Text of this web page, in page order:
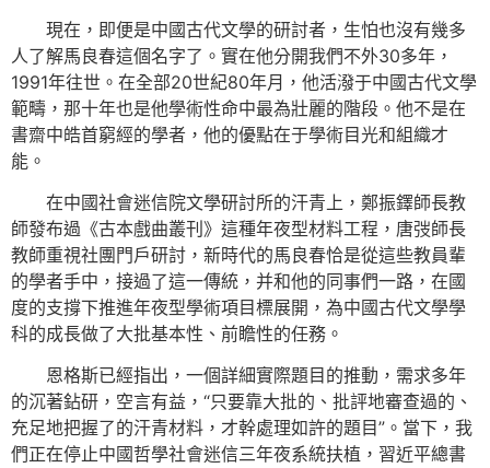
現在，即便是中國古代文學的研討者，生怕也沒有幾多
人了解馬良春這個名字了。實在他分開我們不外30多年，
1991年往世。在全部20世紀80年月，他活潑于中國古代文學
範疇，那十年也是他學術性命中最為壯麗的階段。他不是在
書齋中皓首窮經的學者，他的優點在于學術目光和組織才
能。
在中國社會迷信院文學研討所的汗青上，鄭振鐸師長教
師發布過《古本戲曲叢刊》這種年夜型材料工程，唐弢師長
教師重視社團門戶研討，新時代的馬良春恰是從這些教員輩
的學者手中，接過了這一傳統，并和他的同事們一路，在國
度的支撐下推進年夜型學術項目標展開，為中國古代文學學
科的成長做了大批基本性、前瞻性的任務。
恩格斯已經指出，一個詳細實際題目的推動，需求多年
的沉著鉆研，空言有益，“只要靠大批的、批評地審查過的、
充足地把握了的汗青材料，才幹處理如許的題目”。當下，我
們正在停止中國哲學社會迷信三年夜系統扶植，習近平總書